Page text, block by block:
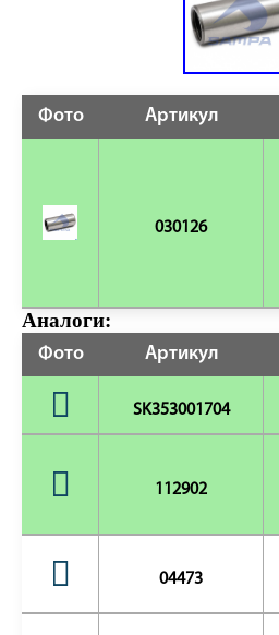
Фото Артикул
030126
Аналоги:
Фото Артикул
SK353001704
112902
04473